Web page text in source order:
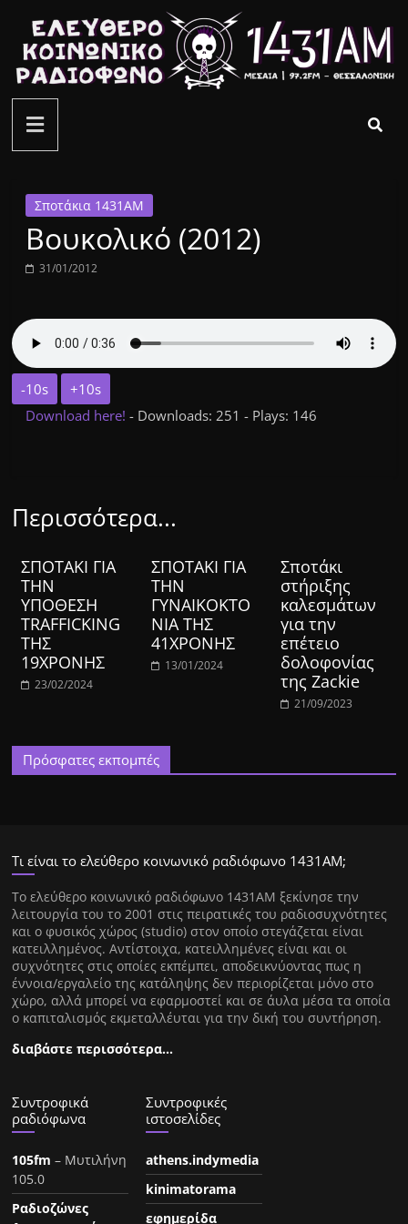
περιεχόμενο
ελεύθερο
κοινωνικό
ραδιόφωνο
1431AM
Σποτάκια 1431ΑΜ
Βουκολικό (2012)
31/01/2012
-10s
+10s
Download here!- Downloads: 251 - Plays: 146
Περισσότερα...
ΣΠΟΤΑΚΙ ΓΙΑ
ΤΗΝ
ΥΠΟΘΕΣΗ
TRAFFICKIΝG
ΤΗΣ
19ΧΡΟΝΗΣ
23/02/2024
ΣΠΟΤΑΚΙ ΓΙΑ
ΤΗΝ
ΓΥΝΑΙΚΟΚΤΟ
ΝΙΑ ΤΗΣ
41ΧΡΟΝΗΣ
13/01/2024
Σποτάκι
στήριξης
καλεσμάτων
για την
επέτειο
δολοφονίας
της Zackie
21/09/2023
Πρόσφατες εκπομπές
Τι είναι το ελεύθερο κοινωνικό ραδιόφωνο 1431ΑΜ;
Tο ελεύθερο κοινωνικό ραδιόφωνο 1431AM ξεκίνησε την
λειτουργία του το 2001 στις πειρατικές του ραδιοσυχνότητες
και ο φυσικός χώρος (studio) στον οποίο στεγάζεται είναι
κατειλλημένος. Αντίστοιχα, κατειλλημένες είναι και οι
συχνότητες στις οποίες εκπέμπει, αποδεικνύοντας πως η
έννοια/εργαλείο της κατάληψης δεν περιορίζεται μόνο στο
χώρο, αλλά μπορεί να εφαρμοστεί και σε άυλα μέσα τα οποία
ο καπιταλισμός εκμεταλλέυται για την δική του συντήρηση.
διαβάστε περισσότερα…
Συντροφικά
ραδιόφωνα
105fm – Μυτιλήνη
105.0
Ραδιοζώνες
Συντροφικές
ιστοσελίδες
athens.indymedia
kinimatorama
εφημερίδα